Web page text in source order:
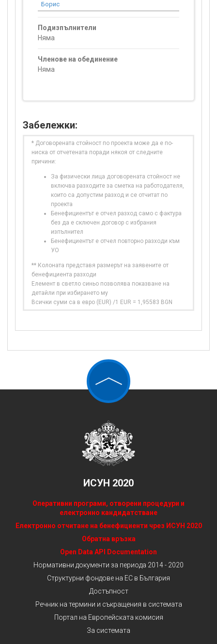
Борис
Подизпълнители
Няма
Членове на обединение
Няма
Забележки:
* Договорената стойност по проекта може да е по-
ниска от отчетената поради някоя от следните
причини:
За физически лица договорената стойност не
включва разходите за сметка на работодателя,
които са допустим разход и се отчитат по
проекта
Бенефициентът е отчел разход само с фактура
без да е сключен договор с избрания
изпълнител
Бенефициентът е отчел повторно разходи към
УО
** Колоната представя размерът на заявените от
бенефициента разходи
Елемент в светло синьо позволява показване на
детайли при избирането му
Всички суми са в евро (EUR) /1 EUR = 1,95583 BGN
ИСУН 2020
Оперативни програми, отворени процедури и
електронно кандидатстване
Електронно отчитане на бенефициенти чрез ИСУН 2020
Обратна връзка
Open Data API Documentation
Нормативни документи за периода 2014 - 2020
Структурни фондове на ЕС в България
Достъпност
Речник на термини и съкращения в системата
Портал на Европейската комисия
За системата